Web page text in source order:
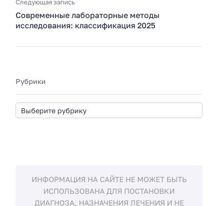
Следующая запись
Современные лабораторные методы
исследования: классификация 2025
Рубрики
ИНФОРМАЦИЯ НА САЙТЕ НЕ МОЖЕТ БЫТЬ
ИСПОЛЬЗОВАНА ДЛЯ ПОСТАНОВКИ
ДИАГНОЗА, НАЗНАЧЕНИЯ ЛЕЧЕНИЯ И НЕ